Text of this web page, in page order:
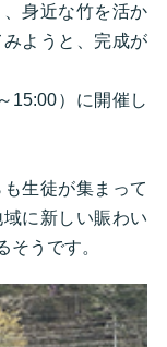
身近な竹を活か
ようと、完成が
15:00）に開催し
生徒が集まって
に新しい賑わい
そうです。